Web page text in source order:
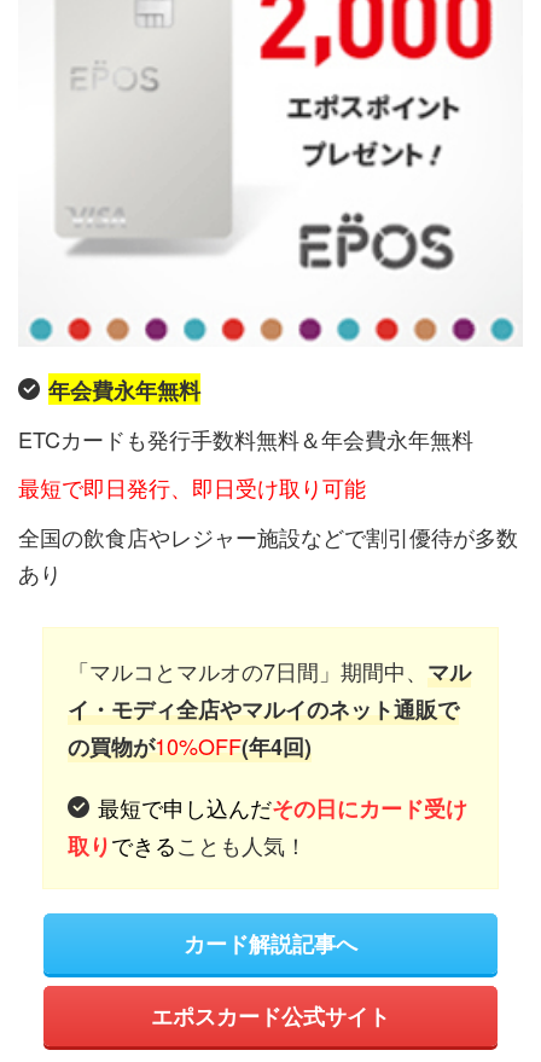
年会費永年無料
ETCカードも発行手数料無料＆年会費永年無料
最短で即日発行、即日受け取り可能
全国の飲食店やレジャー施設などで割引優待が多数
あり
「マルコとマルオの7日間」期間中、 マル
イ・モディ全店やマルイのネット通販で
の買物が10%OFF(年4回)
最短で申し込んだその日にカード受け
取りできることも人気！
カード解説記事へ
エポスカード公式サイト